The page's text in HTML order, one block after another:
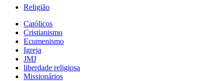
Religião
Católicos
Cristianismo
Ecumenismo
Igreja
JMJ
liberdade religiosa
Missionários